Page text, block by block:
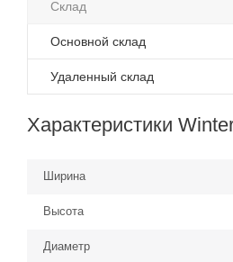
Склад
Основной склад
Удаленный склад
Характеристики
Ширина
Высота
Диаметр